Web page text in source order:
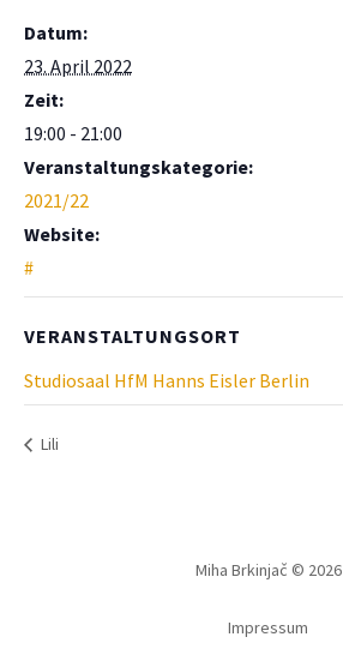
Datum:
23. April 2022
Zeit:
19:00 - 21:00
Veranstaltungskategorie:
2021/22
Website:
#
VERANSTALTUNGSORT
Studiosaal HfM Hanns Eisler Berlin
Lili
Miha Brkinjač © 2026
Impressum